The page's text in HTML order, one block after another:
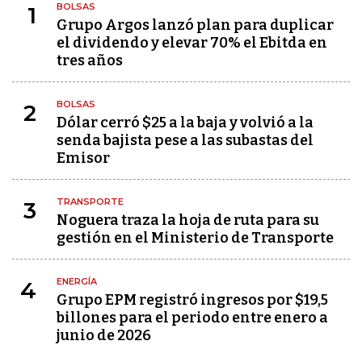
1 BOLSAS
Grupo Argos lanzó plan para duplicar
el dividendo y elevar 70% el Ebitda en
tres años
2 BOLSAS
Dólar cerró $25 a la baja y volvió a la
senda bajista pese a las subastas del
Emisor
3 TRANSPORTE
Noguera traza la hoja de ruta para su
gestión en el Ministerio de Transporte
4 ENERGÍA
Grupo EPM registró ingresos por $19,5
billones para el periodo entre enero a
junio de 2026